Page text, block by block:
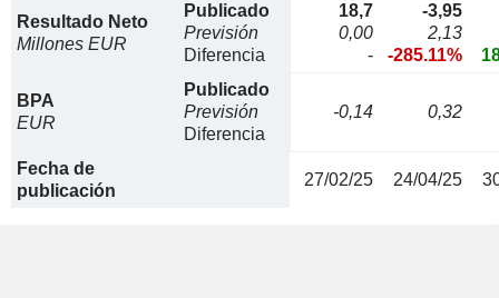
Resultado Neto
Millones EUR
Publicado
Previsión
Diferencia
18,7
0,00
-
-3,95
2,13
-285.11%
BPA
EUR
Publicado
Previsión
Diferencia
-0,14 0,32
Fecha de
publicación
27/02/25 24/04/25